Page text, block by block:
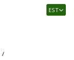
EST
/